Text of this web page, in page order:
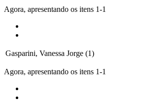
Agora, apresentando os itens 1-1
Gasparini, Vanessa Jorge (1)
Agora, apresentando os itens 1-1